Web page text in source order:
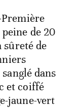
Première
de 20
sûreté de
dans
et coiffé
jaune-vert